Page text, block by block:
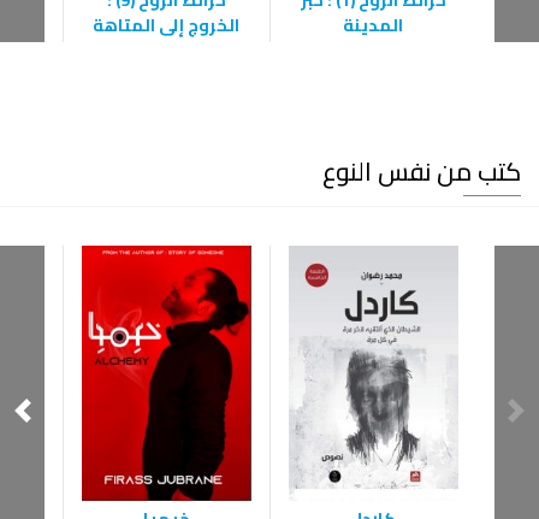
المدينة
الخروج إلى المتاهة
كتب من نفس النوع